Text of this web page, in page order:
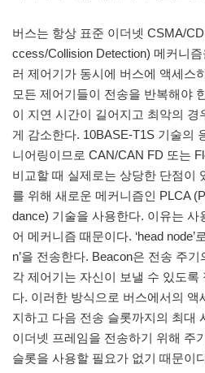
버스는 항상 표준 이더넷 CSMA/
ccess/Collision Detection) 메커니
러 제어기가 동시에 버스에 액세스
모든 제어기들이 전송을 반복해야
이 지연 시간이 길어지고 최악의 경
게 감소한다. 10BASE-T1S 기술의
니어링이므로 CAN/CAN FD 또는
비교할 때 실제로는 상당한 단점이
를 위해 새로운 메커니즘인 PLCA
dance) 기술을 사용한다. 이유는 사
어 메커니즘 때문이다. ‘head node’
n’을 전송한다. Beacon은 전송 주
각 제어기는 자신이 보낼 수 있도록
다. 이러한 방식으로 버스에서의
지하고 다음 전송 슬롯까지의 최대
이더넷 프레임을 전송하기 위해 주
슬롯을 사용할 필요가 없기 때문이